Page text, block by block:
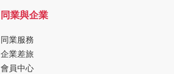
同業與企業
同業服務
企業差旅
會員中心